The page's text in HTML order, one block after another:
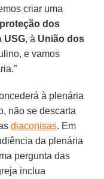
criar uma
proteção dos
USG, à União dos
e vamos
à plenária
não se descarta
diaconisas. Em
da plenária
pergunta das
inclua